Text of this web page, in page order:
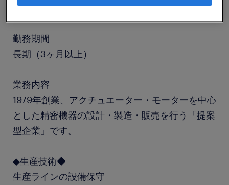
ター、その他（製造）
勤務期間
長期（3ヶ月以上）
業務内容
1979年創業、アクチュエーター・モーターを中心
とした精密機器の設計・製造・販売を行う「提案
型企業」です。
◆生産技術◆
生産ラインの設備保守